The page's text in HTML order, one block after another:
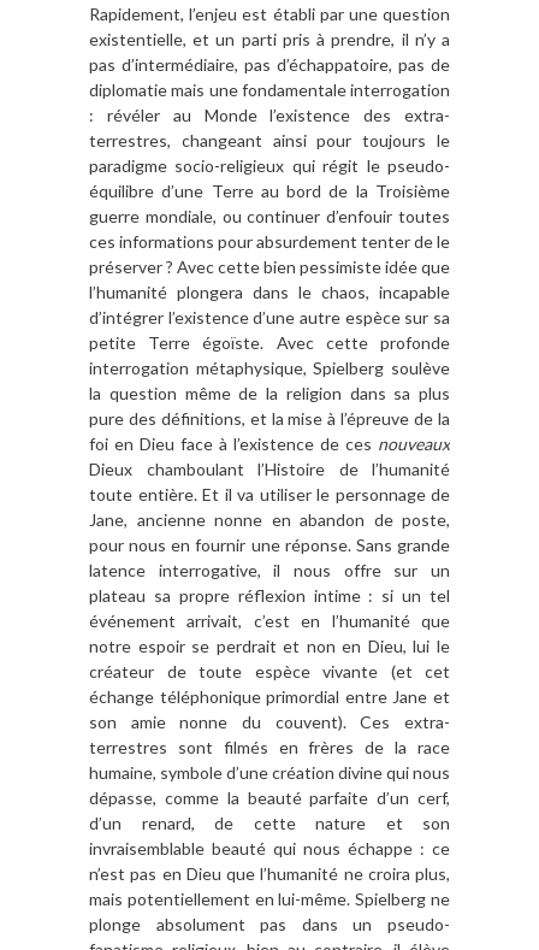
Rapidement, l’enjeu est établi par une question
existentielle, et un parti pris à prendre, il n’y a
pas d’intermédiaire, pas d’échappatoire, pas de
diplomatie mais une fondamentale interrogation
: révéler au Monde l’existence des extra-
terrestres, changeant ainsi pour toujours le
paradigme socio-religieux qui régit le pseudo-
équilibre d’une Terre au bord de la Troisième
guerre mondiale, ou continuer d’enfouir toutes
ces informations pour absurdement tenter de le
préserver ? Avec cette bien pessimiste idée que
l’humanité plongera dans le chaos, incapable
d’intégrer l’existence d’une autre espèce sur sa
petite Terre égoïste. Avec cette profonde
interrogation métaphysique, Spielberg soulève
la question même de la religion dans sa plus
pure des définitions, et la mise à l’épreuve de la
foi en Dieu face à l’existence de ces nouveaux
Dieux chamboulant l’Histoire de l’humanité
toute entière. Et il va utiliser le personnage de
Jane, ancienne nonne en abandon de poste,
pour nous en fournir une réponse. Sans grande
latence interrogative, il nous offre sur un
plateau sa propre réflexion intime : si un tel
événement arrivait, c’est en l’humanité que
notre espoir se perdrait et non en Dieu, lui le
créateur de toute espèce vivante (et cet
échange téléphonique primordial entre Jane et
son amie nonne du couvent). Ces extra-
terrestres sont filmés en frères de la race
humaine, symbole d’une création divine qui nous
dépasse, comme la beauté parfaite d’un cerf,
d’un renard, de cette nature et son
invraisemblable beauté qui nous échappe : ce
n’est pas en Dieu que l’humanité ne croira plus,
mais potentiellement en lui-même. Spielberg ne
plonge absolument pas dans un pseudo-